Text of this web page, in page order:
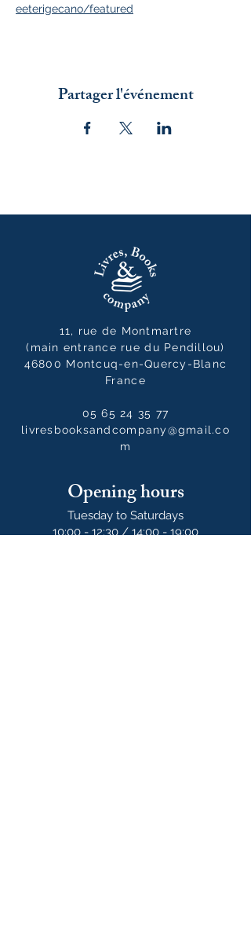
eeterigecano/featured
Partager l'événement
11, rue de Montmartre
(main entrance rue du Pendillou)
46800 Montcuq-en-Quercy-Blanc
France
05 65 24 35 77
livresbooksandcompany@gmail.co
m
Opening hours
Tuesday to Saturdays
10:00 - 12:30 / 14:00 - 19:00